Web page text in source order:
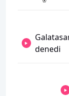
denedi